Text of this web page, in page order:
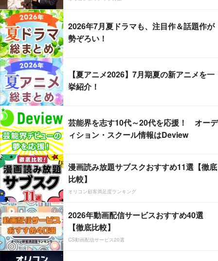
2026年7月夏ドラマも、注目作＆話題作が
勢ぞろい！
【夏アニメ2026】7月期夏の新アニメを一
挙紹介！
芸能界を志す10代～20代を応援！ オーデ
ィション・スクール情報はDeview
漫画読み放題サブスクおすすめ11選【徹底
比較】
オリコン顧客満足度ランキング
2026年動画配信サービスおすすめ40選
【徹底比較】
CS動画配信サービス20選